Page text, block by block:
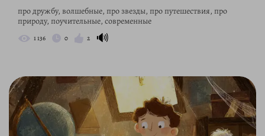
про дружбу, волшебные, про звезды, про путешествия, про
природу, поучительные, современные
1 136 0 2 🔊